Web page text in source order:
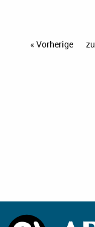
« Vorherige